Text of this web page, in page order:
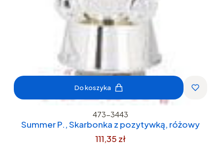
Do koszyka
473-3443
Summer P., Skarbonka z pozytywką, różowy
111,35 zł